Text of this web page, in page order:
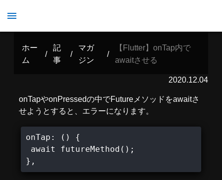
ホー
ム
/
記
事
/
マガ
ジン
/
【Flutter】onTap内で
awaitさせる
2020.12.04
onTapやonPressedの中でFutureメソッドをawaitさ
せようとすると、エラーになります。
onTap: () {
await futureMethod();
},